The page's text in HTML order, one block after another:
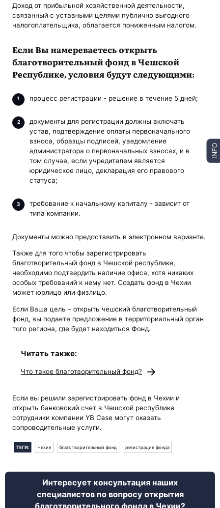
Доход от прибыльной хозяйственной деятельности,
связанный с уставными целями публично выгодного
налогоплательщика, облагается пониженным налогом.
Если Вы намереваетесь открыть
благотворительный фонд в Чешской
Республике, условия будут следующими:
процесс регистрации - решение в течение 5 дней;
документы для регистрации должны включать
устав, подтверждение оплаты первоначального
взноса, образцы подписей, уведомление
администратора о первоначальных взносах, и в
том случае, если учредителем является
юридическое лицо, декларация его правового
статуса;
требование к начальному капиталу - зависит от
типа компании.
Документы можно предоставить в электронном варианте.
Также для того чтобы зарегистрировать
благотворительный фонд в Чешской республике,
необходимо подтвердить наличие офиса, хотя никаких
особых требований к нему нет. Создать фонд в Чехии
может юрлицо или физлицо.
Если Ваша цель – открыть чешский благотворительный
фонд, вы подаете предложение в территориальный орган
того региона, где будет находиться Фонд.
Читать также:
Что такое благотворительный фонд?
Если вы решили зарегистрировать фонд в Чехии и
открыть банковский счет в Чешской республике
сотрудники компании YB Case могут оказать
сопроводительные услуги.
ТЕГИ: Чехия благотворительный фонд регистрация фонда
Интересует консультация наших
специалистов по вопросу открытия
INFO